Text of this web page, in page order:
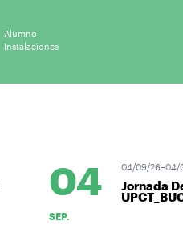
Alumno
Instalaciones
04
SEP.
04/09/26–04/09/
Jornada
UPCT_BUC